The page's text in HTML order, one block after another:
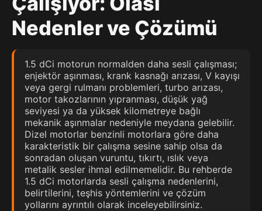
Nedenler ve Çözümü
1.5 dCi motorun normalden daha sesli çalışması;
enjektör aşınması, krank kasnağı arızası, V kayışı
veya gergi rulmanı problemleri, turbo arızası,
motor takozlarının yıpranması, düşük yağ
seviyesi ya da yüksek kilometreye bağlı
mekanik aşınmalar nedeniyle meydana gelebilir.
Dizel motorlar benzinli motorlara göre daha
karakteristik bir çalışma sesine sahip olsa da
sonradan oluşan vuruntu, tıkırtı, ıslık veya
metalik sesler ihmal edilmemelidir. Bu rehberde
1.5 dCi motorlarda sesli çalışma nedenlerini,
belirtilerini, teşhis yöntemlerini ve çözüm
yollarını ayrıntılı olarak inceleyebilirsiniz.